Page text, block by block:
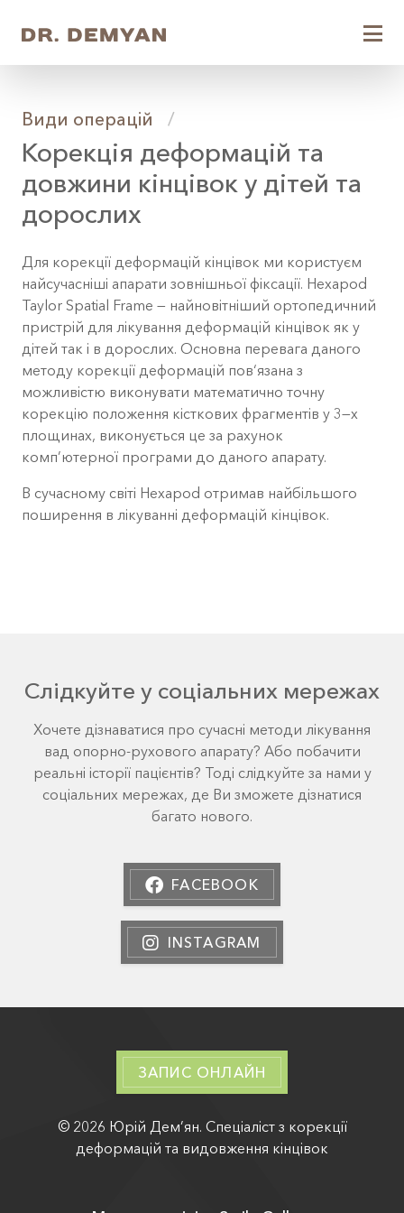
Види операцій /
Корекція деформацій та
довжини кінцівок у дітей та
дорослих
Для корекції деформацій кінцівок ми користуєм
найсучасніші апарати зовнішньої фіксації. Hexapod
Taylor Spatial Frame — найновітніший ортопедичний
пристрій для лікування деформацій кінцівок як у
дітей так і в дорослих. Основна перевага даного
методу корекції деформацій пов‘язана з
можливістю виконувати математично точну
корекцію положення кісткових фрагментів у 3—х
площинах, виконується це за рахунок
комп’ютерної програми до даного апарату.
В сучасному світі Hexapod отримав найбільшого
поширення в лікуванні деформацій кінцівок.
Слідкуйте у соціальних мережах
Хочете дізнаватися про сучасні методи лікування
вад опорно-рухового апарату? Або побачити
реальні історії пацієнтів? Тоді слідкуйте за нами у
соціальних мережах, де Ви зможете дізнатися
багато нового.
FACEBOOK
INSTAGRAM
ЗАПИС ОНЛАЙН
© 2026 Юрій Дем’ян. Спеціаліст з корекції
деформацій та видовження кінцівок